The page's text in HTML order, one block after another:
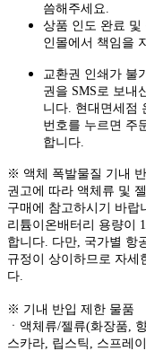
씀해주세요.
상품 인도 완료 및
인몰에서 책임을
교환권 인쇄가 불
권을 SMS로 보내
니다. 현대면세점
번호를 누르면 주
합니다.
※ 액체 폭발물질 기내
권고에 따라 액체류 및
구매에 참고하시기 바랍
리튬이온배터리 용량이
합니다. 다만, 국가별 항
규정이 상이하므로 자세
다.
※ 기내 반입 제한 물품
ㆍ액체류/젤류(화장품,
스카라, 립스틱, 스프레